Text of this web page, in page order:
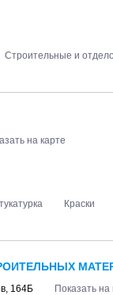
Строительные и
на карте
Краски
164Б
Показать на